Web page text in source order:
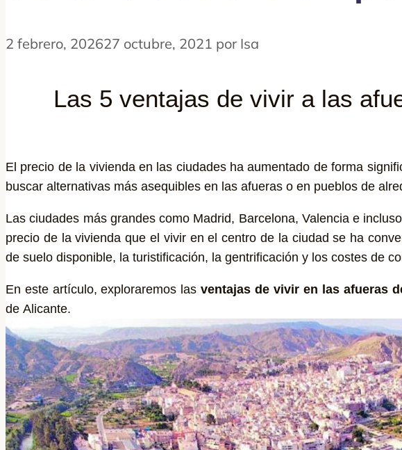
2 febrero, 202627 octubre, 2021 por Isa
Las 5 ventajas de vivir a las
El precio de la vivienda en las ciudades ha aumentado de forma
buscar alternativas más asequibles en las afueras o en pueblos de
Las ciudades más grandes como Madrid, Barcelona, Valencia e
precio de la vivienda que el vivir en el centro de la ciudad se ha
de suelo disponible, la turistificación, la gentrificación y los costes de
En este artículo, exploraremos las ventajas de vivir en las afueras
de Alicante.